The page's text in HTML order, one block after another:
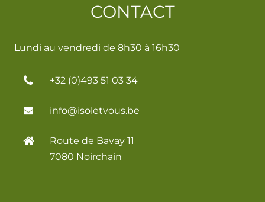
CONTACT
Lundi au vendredi de 8h30 à 16h30
+32 (0)493 51 03 34
info@isoletvous.be
Route de Bavay 11
7080 Noirchain